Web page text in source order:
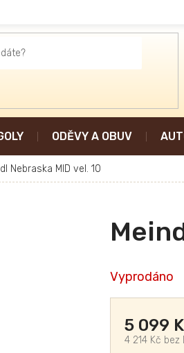
ODĚVY A OBUV
Nebraska MID vel. 10
Vyprodáno
5 099
4 214 Kč bez